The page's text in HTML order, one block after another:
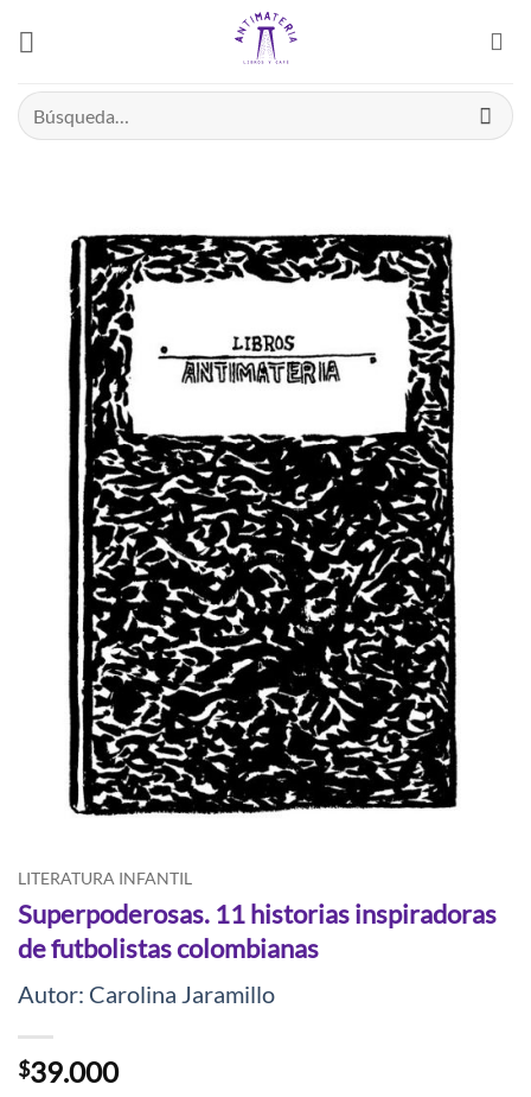
Buscar
por:
LITERATURA INFANTIL
Superpoderosas. 11 historias inspiradoras
de futbolistas colombianas
Autor: Carolina Jaramillo
$39.000